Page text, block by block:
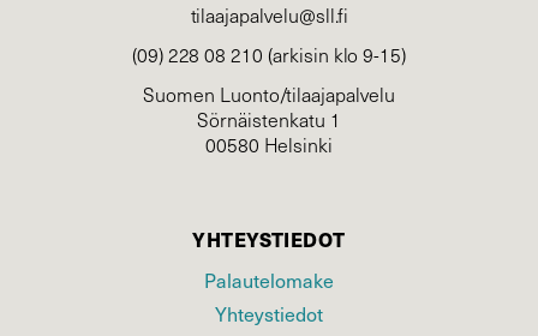
tilaajapalvelu@sll.fi
(09) 228 08 210 (arkisin klo 9-15)
Suomen Luonto/tilaajapalvelu
Sörnäistenkatu 1
00580 Helsinki
YHTEYSTIEDOT
Palautelomake
Yhteystiedot